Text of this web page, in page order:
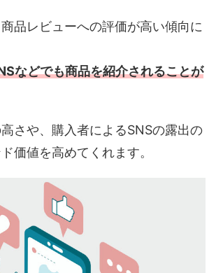
品レビューへの評価が高い傾向に
などでも商品を紹介されることが
さや、購入者によるSNSの露出の
価値を高めてくれます。